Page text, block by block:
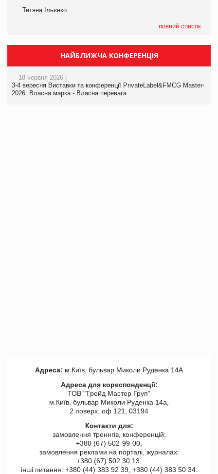
Тетяна Ільєнко
повний список
НАЙБЛИЖЧА КОНФЕРЕНЦІЯ
18 червня 2026 |
3-4 вересня Виставки та конференції PrivateLabel&FMCG Master-
2026: Власна марка - Власна перевага
Адреса: м.Київ, бульвар Миколи Руденка 14А
Адреса для кореспонденції:
ТОВ "Tрейд Мастер Груп"
м.Київ, бульвар Миколи Руденка 14а,
2 поверх, оф 121, 03194
Контакти для:
замовлення треннгів, конференцій:
+380 (67) 502-99-00,
замовлення реклами на порталі, журналах:
+380 (67) 502 30 13,
інші питання: +380 (44) 383 92 39, +380 (44) 383 50 34.